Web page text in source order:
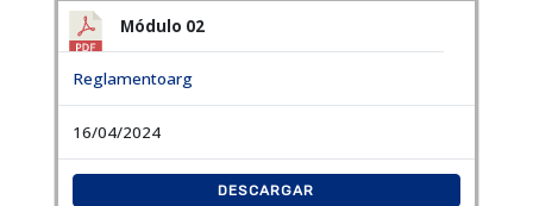
Módulo 02
Reglamentoarg
16/04/2024
DESCARGAR